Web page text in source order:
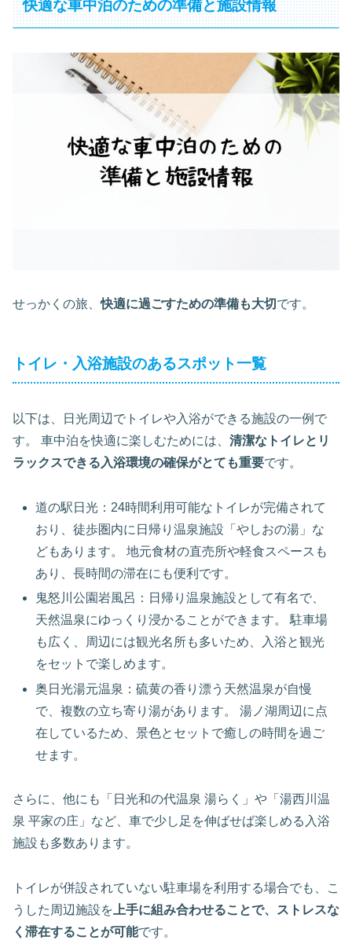
快適な車中泊のための準備と施設情報
せっかくの旅、快適に過ごすための準備も大切 です。
トイレ・入浴施設のあるスポット一覧
以下は、日光周辺でトイレや入浴ができる施設の一例で
す。 車中泊を快適に楽しむためには、 清潔なトイレとリ
ラックスできる入浴環境の確保がとても重要です。
道の駅日光：24時間利用可能なトイレが完備されて
おり、徒歩圏内に日帰り温泉施設「やしおの湯」な
どもあります。 地元食材の直売所や軽食スペースも
あり、長時間の滞在にも便利です。
鬼怒川公園岩風呂：日帰り温泉施設として有名で、
天然温泉にゆっくり浸かることができます。 駐車場
も広く、周辺には観光名所も多いため、入浴と観光
をセットで楽しめます。
奥日光湯元温泉：硫黄の香り漂う天然温泉が自慢
で、複数の立ち寄り湯があります。 湯ノ湖周辺に点
在しているため、景色とセットで癒しの時間を過ご
せます。
さらに、他にも「日光和の代温泉 湯らく」や「湯西川温
泉 平家の庄」など、車で少し足を伸ばせば楽しめる入浴
施設も多数あります。
トイレが併設されていない駐車場を利用する場合でも、こ
うした周辺施設を 上手に組み合わせることで、ストレスな
く滞在することが可能です。